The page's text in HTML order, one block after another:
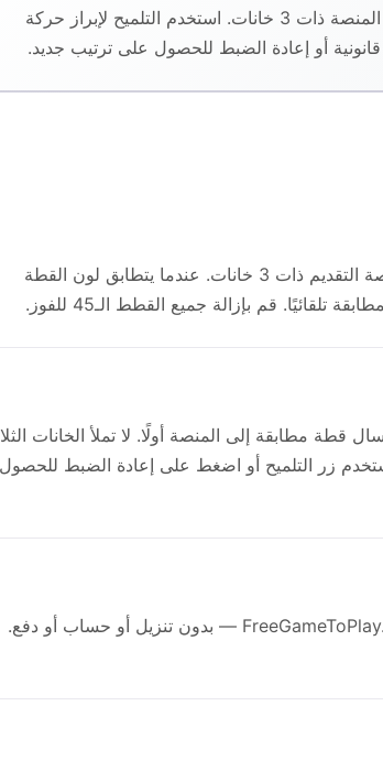
المنصة ذات 3 خانات. استخدم التلميح لإبراز حركة
قانونية أو إعادة الضبط للحصول على ترتيب جديد.
اضغط على أي قطة في الكومة لديها مسار مفتوح لإرسالها إلى منصة التقديم ذات 3 خانات. عندما يتطابق لون القطة
قم بإزالة جميع القطط الـ45 للفوز.
قطة مطابقة إلى المنصة أولًا. لا تملأ الخانات
زر التلميح أو اضغط على إعادة الضبط للحصول
نعم. لعبة Cat Cafe مجانية بالكامل للعب في متصفحك على FreeGameToPlay.com — بدون تنزيل أو حساب أو دفع.